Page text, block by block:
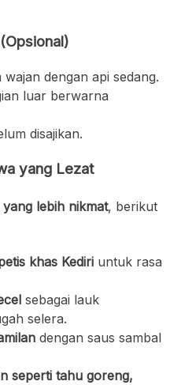
(Opsional)
dengan api sedang.
luar berwarna
disajikan.
yang Lezat
yang lebih nikmat, berikut
khas Kediri untuk rasa
sebagai lauk
selera.
dengan saus sambal
seperti tahu goreng,